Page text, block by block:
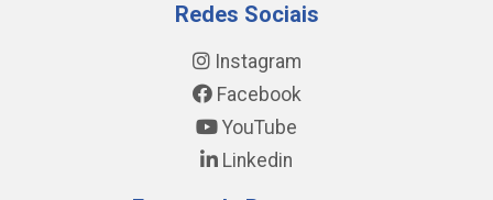
Redes Sociais
Instagram
Facebook
YouTube
Linkedin